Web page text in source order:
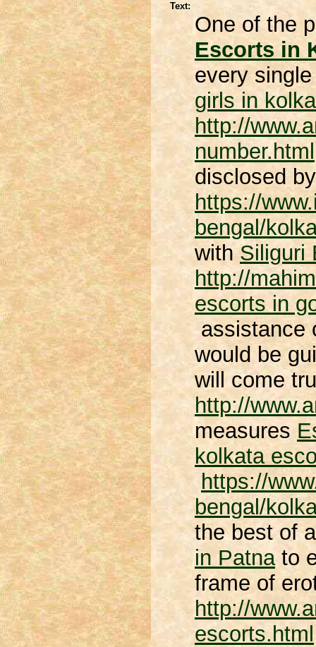
Text:
One of the
Escorts in
every
girls in
http://
number.html
disclosed
https://
bengal/
withSiliguri
http://
escorts in
assistance
would be
will come
http://
measures
kolkata
https://
bengal/
the best of
in Patnato
frame of
http://
escorts.html